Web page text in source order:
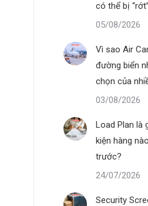
có thể bị
05/08/2026
Vì sao Air
đường biển
chọn của
03/08/2026
Load Plan là
kiện hàng
trước?
24/07/2026
Security